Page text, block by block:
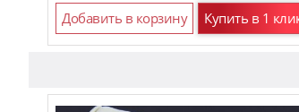
Добавить в корзину Купить в 1